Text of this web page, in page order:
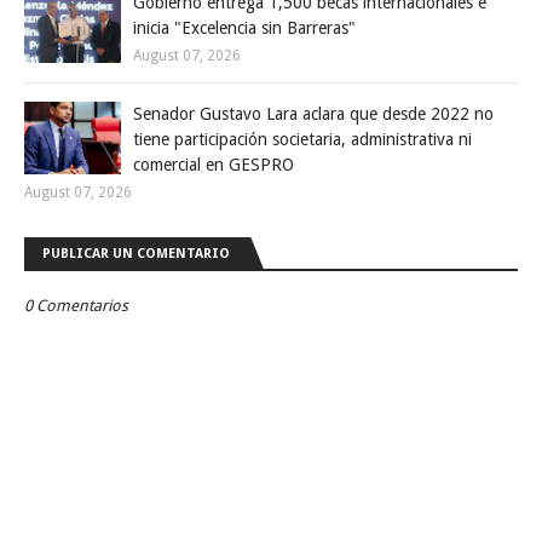
inicia "Excelencia sin Barreras"
August 07, 2026
Senador Gustavo Lara aclara que desde 2022 no
tiene participación societaria, administrativa ni
comercial en GESPRO
August 07, 2026
PUBLICAR UN COMENTARIO
0 Comentarios